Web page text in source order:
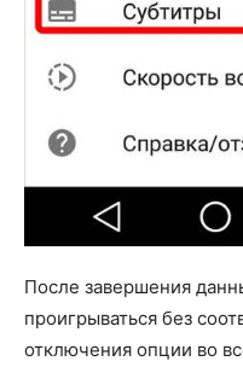
После завершения
проигрываться без
отключения опции во